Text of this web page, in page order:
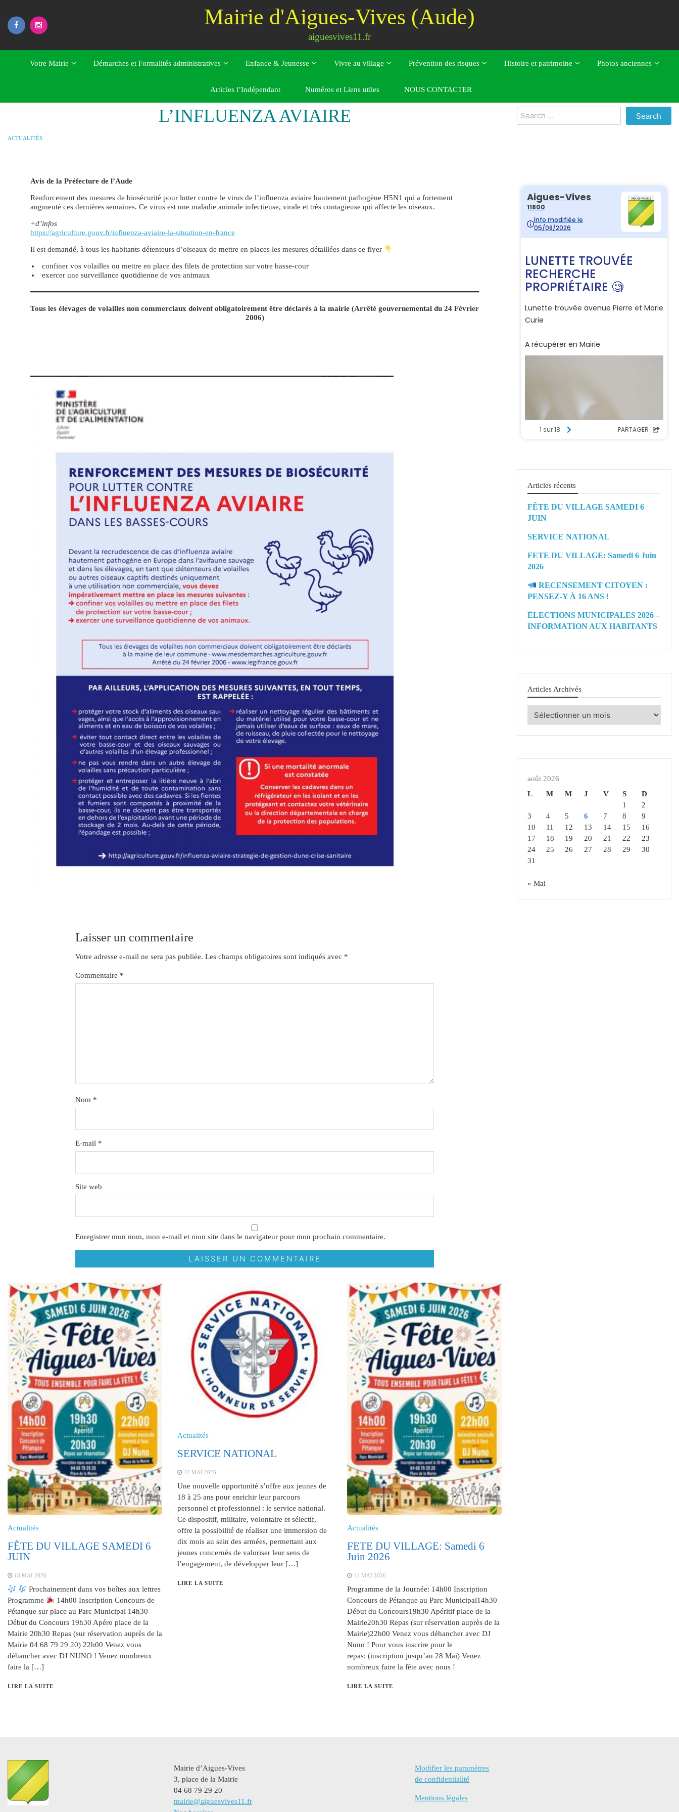
content
Mairie d'Aigues-Vives (Aude)
aiguesvives11.fr
Votre Mairie Démarches et Formalités administratives Enfance & Jeunesse Vivre au village Prévention des risques Histoire et patrimoine Photos anciennes
Articles l’Indépendant Numéros et Liens utiles NOUS CONTACTER
L’INFLUENZA AVIAIRE
ACTUALITÉS
Avis de la Préfecture de l’Aude
Renforcement des mesures de biosécurité pour lutter contre le virus de l’influenza aviaire hautement pathogène H5N1 qui a fortement
augmenté ces dernières semaines. Ce virus est une maladie animale infectieuse, virale et très contagieuse qui affecte les oiseaux.
+d’infos
https://agriculture.gouv.fr/influenza-aviaire-la-situation-en-france
Il est demandé, à tous les habitants détenteurs d’oiseaux de mettre en places les mesures détaillées dans ce flyer
confiner vos volailles ou mettre en place des filets de protection sur votre basse-cour
exercer une surveillance quotidienne de vos animaux
Tous les élevages de volailles non commerciaux doivent obligatoirement être déclarés à la mairie (Arrêté gouvernemental du 24 Février
2006)
Laisser un commentaire
Votre adresse e-mail ne sera pas publiée. Les champs obligatoires sont indiqués avec *
Commentaire *
Nom *
E-mail *
Site web
Enregistrer mon nom, mon e-mail et mon site dans le navigateur pour mon prochain commentaire.
Actualités
FÊTE DU VILLAGE SAMEDI 6
JUIN
18 MAI 2026
Prochainement dans vos boîtes aux lettres
Programme
14h00 Inscription Concours de
Pétanque sur place au Parc Municipal 14h30
Début du Concours 19h30 Apéro place de la
Mairie 20h30 Repas (sur réservation auprès de la
Mairie 04 68 79 29 20) 22h00 Venez vous
déhancher avec DJ NUNO ! Venez nombreux
faire la […]
LIRE LA SUITE
Actualités
SERVICE NATIONAL
12 MAI 2026
Une nouvelle opportunité s’offre aux jeunes de
18 à 25 ans pour enrichir leur parcours
personnel et professionnel : le service national.
Ce dispositif, militaire, volontaire et sélectif,
offre la possibilité de réaliser une immersion de
dix mois au sein des armées, permettant aux
jeunes concernés de valoriser leur sens de
l’engagement, de développer leur […]
LIRE LA SUITE
Actualités
FETE DU VILLAGE: Samedi 6
Juin 2026
11 MAI 2026
Programme de la Journée: 14h00 Inscription
Concours de Pétanque au Parc Municipal14h30
Début du Concours19h30 Apéritif place de la
Mairie20h30 Repas (sur réservation auprès de la
Mairie)22h00 Venez vous déhancher avec DJ
Nuno ! Pour vous inscrire pour le
repas: (inscription jusqu’au 28 Mai) Venez
nombreux faire la fête avec nous !
LIRE LA SUITE
Search
for:
Articles récents
FÊTE DU VILLAGE SAMEDI 6
JUIN
SERVICE NATIONAL
FETE DU VILLAGE: Samedi 6 Juin
2026
RECENSEMENT CITOYEN :
PENSEZ-Y À 16 ANS !
ÉLECTIONS MUNICIPALES 2026 –
INFORMATION AUX HABITANTS
Articles Archivés
Articles
août 2026
L
M M J V S
D
1
2
3
4 5 6 7 8
9
10
11 12 13 14 15
16
17
18 19 20 21 22
23
24
25 26 27 28 29
30
31
« Mai
Mairie d’Aigues-Vives
3, place de la Mairie
04 68 79 29 20
mairie@aiguesvives11.fr
Modifier les paramètres
de confidentialité
Mentions légales